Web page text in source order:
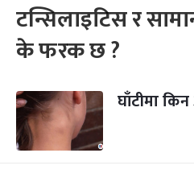
टन्सिलाइटिस र
के फरक छ ?
घाँटीमा